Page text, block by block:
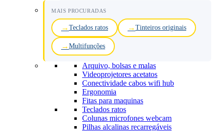
MAIS PROCURADAS
Teclados ratos Tinteiros originais
Multifunções
Arquivo, bolsas e malas
Videoprojetores acetatos
Conectividade cabos wifi hub
Ergonomia
Fitas para maquinas
Teclados ratos
Colunas microfones webcam
Pilhas alcalinas recarregáveis